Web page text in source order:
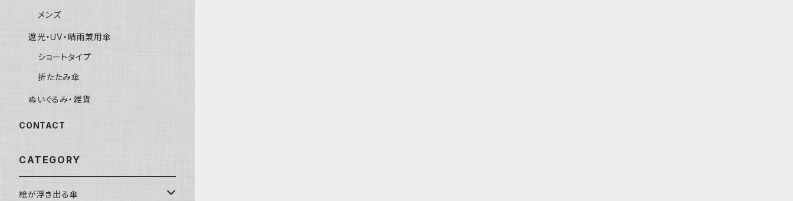
メンズ
遮光・UV・晴雨兼用傘
ショートタイプ
折たたみ傘
ぬいぐるみ・雑貨
CONTACT
CATEGORY
絵が浮き出る傘